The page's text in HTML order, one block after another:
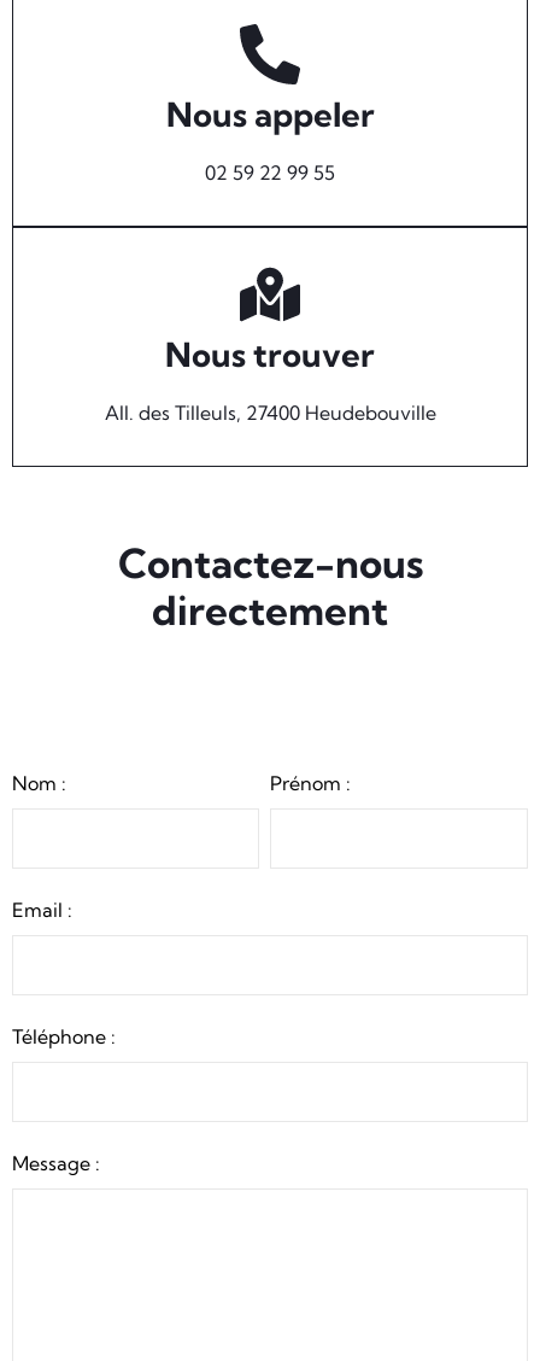
Nous appeler
02 59 22 99 55
Nous trouver
All. des Tilleuls, 27400 Heudebouville
Contactez-nous
directement
Nom : Prénom :
Email :
Téléphone :
Message :